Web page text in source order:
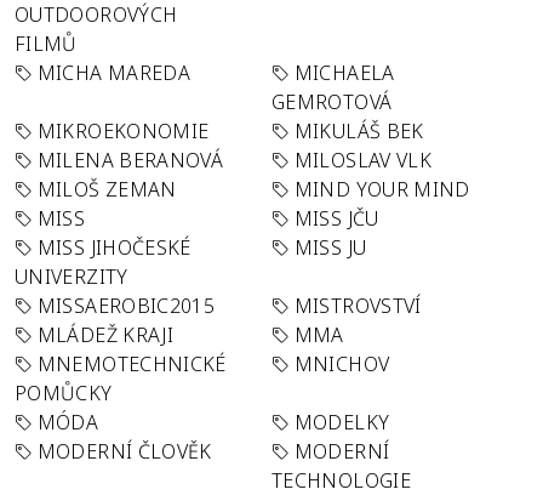
OUTDOOROVÝCH
FILMŮ
MICHA MAREDA
MICHAELA
GEMROTOVÁ
MIKROEKONOMIE
MIKULÁŠ BEK
MILENA BERANOVÁ
MILOSLAV VLK
MILOŠ ZEMAN
MIND YOUR MIND
MISS
MISS JČU
MISS JIHOČESKÉ
UNIVERZITY
MISS JU
MISSAEROBIC2015
MISTROVSTVÍ
MLÁDEŽ KRAJI
MMA
MNEMOTECHNICKÉ
POMŮCKY
MNICHOV
MÓDA
MODELKY
MODERNÍ ČLOVĚK
MODERNÍ
TECHNOLOGIE